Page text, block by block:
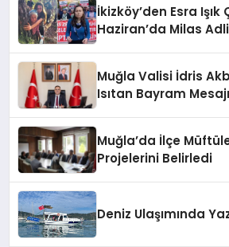
İkizköy’den Esra Işık
Haziran’da Milas
Muğla Valisi İdris
Isıtan Bayram Mesajı
Muğla’da İlçe
Projelerini Belirledi
Deniz Ulaşımında